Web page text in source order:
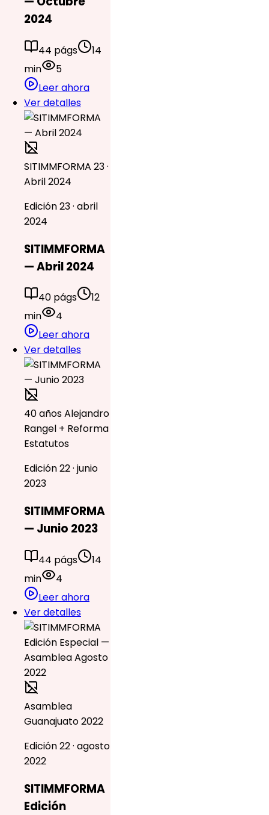
2024
44 págs
14
min
5
Leer ahora
Ver detalles
SITIMMFORMA 23 ·
Abril 2024
Edición 23 · abril
2024
SITIMMFORMA
— Abril 2024
40 págs
12
min
4
Leer ahora
Ver detalles
40 años Alejandro
Rangel + Reforma
Estatutos
Edición 22 · junio
2023
SITIMMFORMA
— Junio 2023
44 págs
14
min
4
Leer ahora
Ver detalles
Asamblea
Guanajuato 2022
Edición 22 · agosto
2022
SITIMMFORMA
Edición